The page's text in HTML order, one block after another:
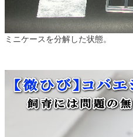
ミニケースを分解した状態。